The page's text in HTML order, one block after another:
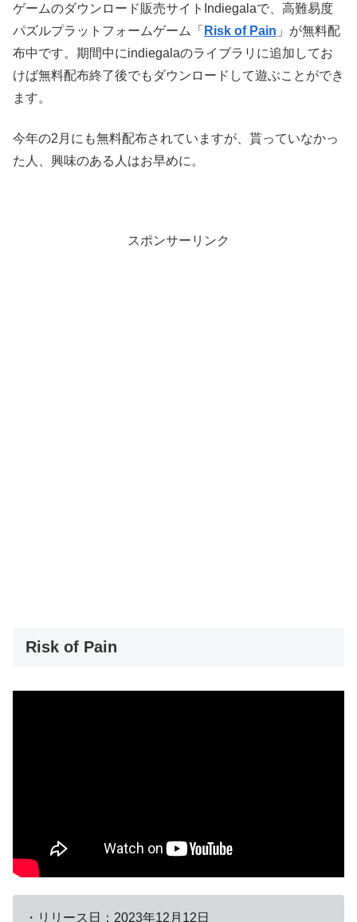
ゲームのダウンロード販売サイトIndiegalaで、高難易度
パズルプラットフォームゲーム「 Risk of Pain 」が無料配
布中です。期間中にindiegalaのライブラリに追加してお
けば無料配布終了後でもダウンロードして遊ぶことができ
ます。
今年の2月にも無料配布されていますが、貰っていなかっ
た人、興味のある人はお早めに。
スポンサーリンク
Risk of Pain
・リリース日：2023年12月12日